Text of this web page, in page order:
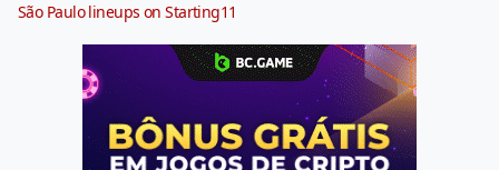
São Paulo lineups on Starting11